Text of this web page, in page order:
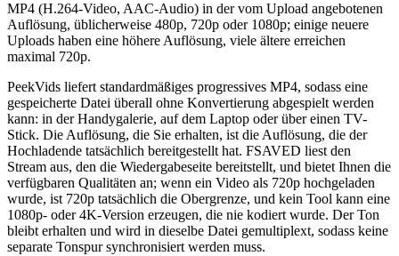
MP4 (H.264-Video, AAC-Audio) in der vom Upload angebotenen
Auflösung, üblicherweise 480p, 720p oder 1080p; einige neuere
Uploads haben eine höhere Auflösung, viele ältere erreichen
maximal 720p.
PeekVids liefert standardmäßiges progressives MP4, sodass eine
gespeicherte Datei überall ohne Konvertierung abgespielt werden
kann: in der Handygalerie, auf dem Laptop oder über einen TV-
Stick. Die Auflösung, die Sie erhalten, ist die Auflösung, die der
Hochladende tatsächlich bereitgestellt hat. FSAVED liest den
Stream aus, den die Wiedergabeseite bereitstellt, und bietet Ihnen die
verfügbaren Qualitäten an; wenn ein Video als 720p hochgeladen
wurde, ist 720p tatsächlich die Obergrenze, und kein Tool kann eine
1080p- oder 4K-Version erzeugen, die nie kodiert wurde. Der Ton
bleibt erhalten und wird in dieselbe Datei gemultiplext, sodass keine
separate Tonspur synchronisiert werden muss.